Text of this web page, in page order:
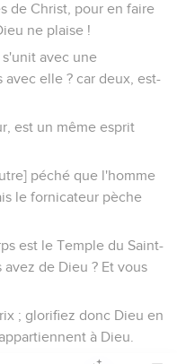
de Christ, pour en faire
ne plaise !
avec une
elle ? car deux, est-
est un même esprit
péché que l'homme
le fornicateur pèche
est le Temple du Saint-
de Dieu ? Et vous
; glorifiez donc Dieu en
à Dieu.